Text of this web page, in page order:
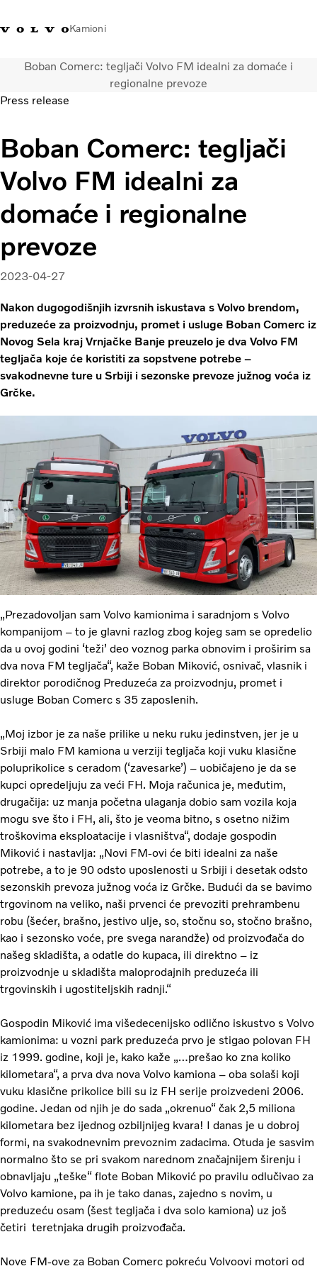
Kamioni
Volvo Trucks Srbija - kontaktiVolvo Trucks prodavnicaPrijavljivanjeSrbija
Kamioni
Usluge
Kampanje
Dealer locator
Vesti
O nama
Volvo Truck Builder
Javite nam se
Boban Comerc: tegljači Volvo FM idealni za domaće i
regionalne prevoze
Press release
Boban Comerc: tegljači
Volvo FM idealni za
domaće i regionalne
prevoze
2023-04-27
Nakon dugogodišnjih izvrsnih iskustava s Volvo brendom,
preduzeće za proizvodnju, promet i usluge Boban Comerc iz
Novog Sela kraj Vrnjačke Banje preuzelo je dva Volvo FM
tegljača koje će koristiti za sopstvene potrebe –
svakodnevne ture u Srbiji i sezonske prevoze južnog voća iz
Grčke.
„Prezadovoljan sam Volvo kamionima i saradnjom s Volvo
kompanijom – to je glavni razlog zbog kojeg sam se opredelio
da u ovoj godini ‘teži’ deo voznog parka obnovim i proširim sa
dva nova FM tegljača“, kaže Boban Miković, osnivač, vlasnik i
direktor porodičnog Preduzeća za proizvodnju, promet i
usluge Boban Comerc s 35 zaposlenih.
„Moj izbor je za naše prilike u neku ruku jedinstven, jer je u
Srbiji malo FM kamiona u verziji tegljača koji vuku klasične
poluprikolice s ceradom (‘zavesarke’) – uobičajeno je da se
kupci opredeljuju za veći FH. Moja računica je, međutim,
drugačija: uz manja početna ulaganja dobio sam vozila koja
mogu sve što i FH, ali, što je veoma bitno, s osetno nižim
troškovima eksploatacije i vlasništva“, dodaje gospodin
Miković i nastavlja: „Novi FM-ovi će biti idealni za naše
potrebe, a to je 90 odsto uposlenosti u Srbiji i desetak odsto
sezonskih prevoza južnog voća iz Grčke. Budući da se bavimo
trgovinom na veliko, naši prvenci će prevoziti prehrambenu
robu (šećer, brašno, jestivo ulje, so, stočnu so, stočno brašno,
kao i sezonsko voće, pre svega narandže) od proizvođača do
našeg skladišta, a odatle do kupaca, ili direktno – iz
proizvodnje u skladišta maloprodajnih preduzeća ili
trgovinskih i ugostiteljskih radnji.“
Gospodin Miković ima višedecenijsko odlično iskustvo s Volvo
kamionima: u vozni park preduzeća prvo je stigao polovan FH
iz 1999. godine, koji je, kako kaže „…prešao ko zna koliko
kilometara“, a prva dva nova Volvo kamiona – oba solaši koji
vuku klasične prikolice bili su iz FH serije proizvedeni 2006.
godine. Jedan od njih je do sada „okrenuo“ čak 2,5 miliona
kilometara bez ijednog ozbiljnijeg kvara! I danas je u dobroj
formi, na svakodnevnim prevoznim zadacima. Otuda je sasvim
normalno što se pri svakom narednom značajnijem širenju i
obnavljaju „teške“ flote Boban Miković po pravilu odlučivao za
Volvo kamione, pa ih je tako danas, zajedno s novim, u
preduzeću osam (šest tegljača i dva solo kamiona) uz još
četiri teretnjaka drugih proizvođača.
Nove FM-ove za Boban Comerc pokreću Volvoovi motori od